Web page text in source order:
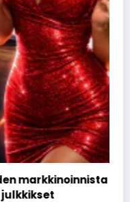
tunnetut